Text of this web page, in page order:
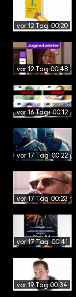
vor 12 Tagen00:20
vor 12 Tagen00:48
vor 16 Tagen00:12
vor 17 Tagen00:22
vor 17 Tagen00:23
vor 17 Tagen00:41
vor 19 Tagen00:34